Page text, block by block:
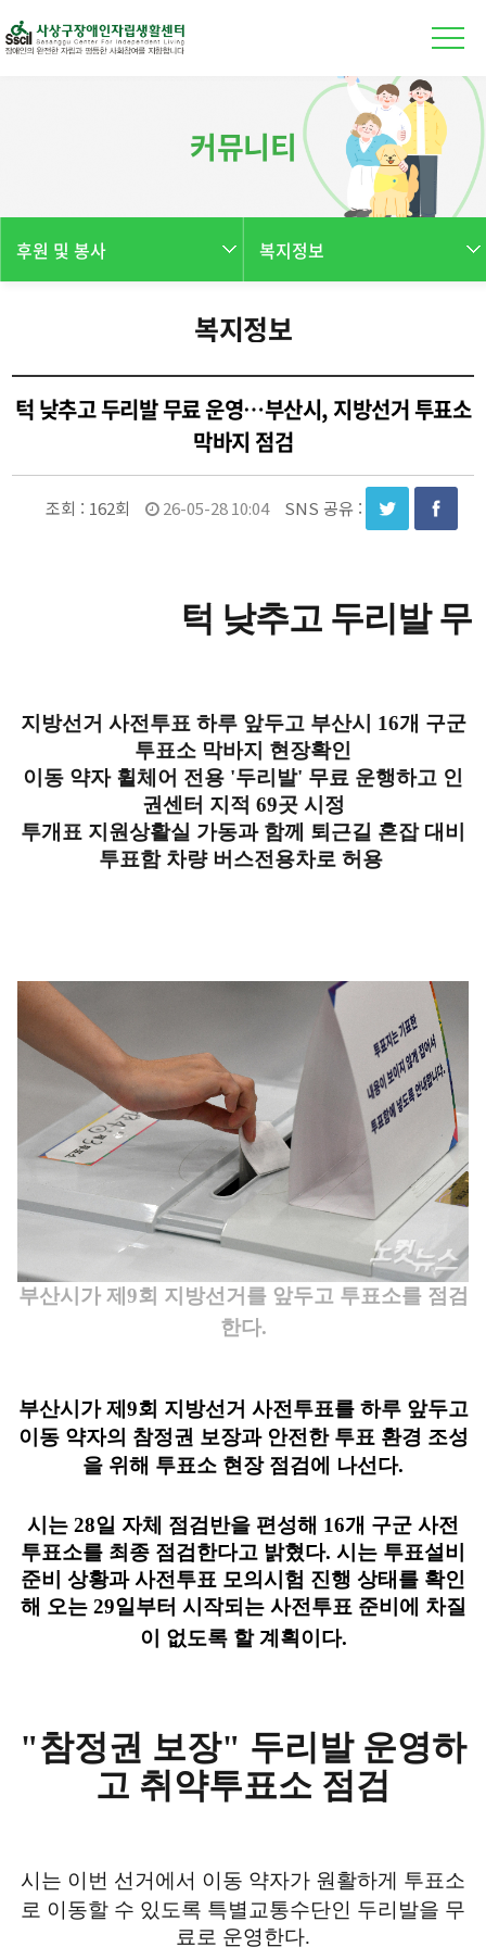
커뮤니티
후원 및 봉사 복지정보
복지정보
턱 낮추고 두리발 무료 운영…부산시, 지방선거 투표소
막바지 점검
조회 : 162회 26-05-28 10:04 SNS 공유 :
턱 낮추고 두리발
지방선거 사전투표 하루 앞두고 부산시 16개 구군
투표소 막바지 현장확인
이동 약자 휠체어 전용 '두리발' 무료 운행하고 인
권센터 지적 69곳 시정
투개표 지원상활실 가동과 함께 퇴근길 혼잡 대비
투표함 차량 버스전용차로 허용
부산시가 제9회 지방선거를 앞두고 투표소를 점검
한다.
부산시가 제9회 지방선거 사전투표를 하루 앞두고
이동 약자의 참정권 보장과 안전한 투표 환경 조성
을 위해 투표소 현장 점검에 나선다.
시는 28일 자체 점검반을 편성해 16개 구군 사전
투표소를 최종 점검한다고 밝혔다. 시는 투표설비
준비 상황과 사전투표 모의시험 진행 상태를 확인
해 오는 29일부터 시작되는 사전투표 준비에 차질
이 없도록 할 계획이다.
"참정권 보장" 두리발 운영하
고 취약투표소 점검
시는 이번 선거에서 이동 약자가 원활하게 투표소
로 이동할 수 있도록 특별교통수단인 두리발을 무
료로 운영한다.